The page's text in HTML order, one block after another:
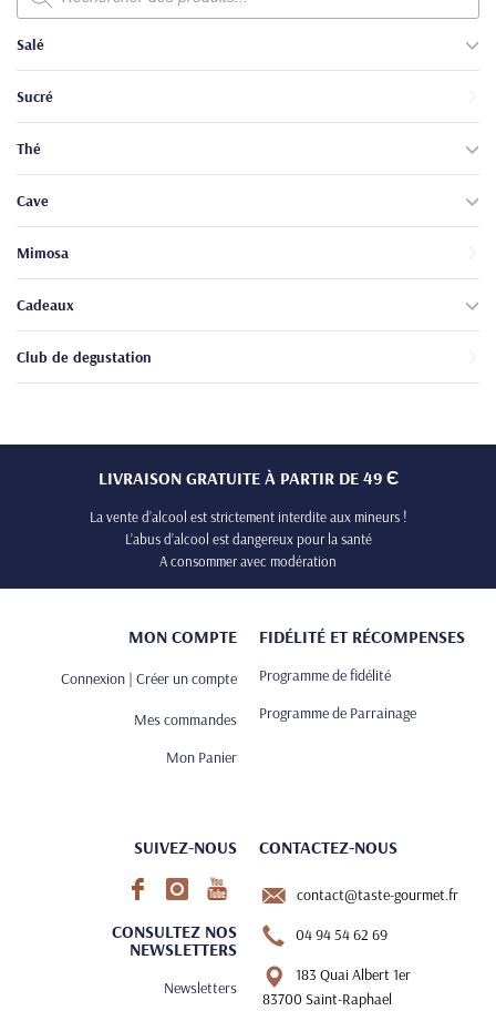
produits
Salé
Sucré
Thé
Cave
Mimosa
Cadeaux
Club de degustation
LIVRAISON GRATUITE À PARTIR DE 49 Є
La vente d’alcool est strictement interdite aux mineurs !
L’abus d’alcool est dangereux pour la santé
A consommer avec modération
MON COMPTE
Connexion | Créer un compte
Mes commandes
Mon Panier
FIDÉLITÉ ET RÉCOMPENSES
Programme de fidélité
Programme de Parrainage
SUIVEZ-NOUS
CONSULTEZ NOS
NEWSLETTERS
Newsletters
CONTACTEZ-NOUS
contact@taste-gourmet.fr
04 94 54 62 69
183 Quai Albert 1er
83700 Saint-Raphael